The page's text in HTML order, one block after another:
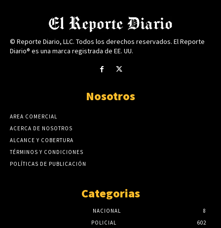
© Reporte Diario, LLC. Todos los derechos reservados. El Reporte
Diario® es una marca registrada de EE. UU.
Nosotros
AREA COMERCIAL
ACERCA DE NOSOTROS
ALCANCE Y COBERTURA
TÉRMINOS Y CONDICIONES
POLÍTICAS DE PUBLICACIÓN
Categorias
NACIONAL
8
POLICIAL
602